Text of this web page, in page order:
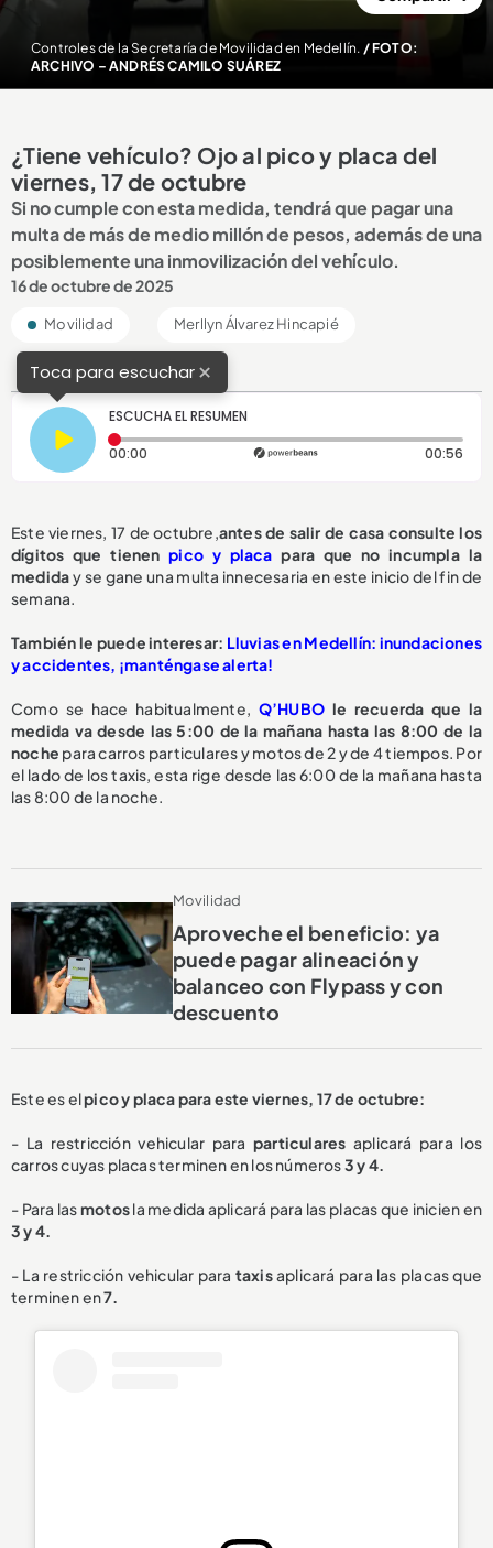
Controles de la Secretaría de Movilidad en Medellín. / FOTO:
ARCHIVO – ANDRÉS CAMILO SUÁREZ
¿Tiene vehículo? Ojo al pico y placa del
viernes, 17 de octubre
Si no cumple con esta medida, tendrá que pagar una
multa de más de medio millón de pesos, además de una
posiblemente una inmovilización del vehículo.
16 de octubre de 2025
Movilidad Merllyn Álvarez Hincapié
Toca para escuchar×
ESCUCHA EL RESUMEN
00:00 Tiempo transcurrido: 0 segundos 00:56
Este viernes, 17 de octubre,antes de salir de casa consulte los
dígitos que tienenpico y placa para que no incumpla la
mediday se gane una multa innecesaria en este inicio del fin de
semana.
También le puede interesar: Lluvias en Medellín: inundaciones
y accidentes, ¡manténgase alerta!
Como se hace habitualmente, Q’HUBO le recuerda que la
medida va desde las 5:00 de la mañana hasta las 8:00 de la
noche para carros particulares y motos de 2 y de 4 tiempos. Por
el lado de los taxis, esta rige desde las 6:00 de la mañana hasta
las 8:00 de la noche.
Movilidad
Aproveche el beneficio: ya
puede pagar alineación y
balanceo con Flypass y con
descuento
Este es elpico y placa para este viernes, 17 de octubre:
- La restricción vehicular paraparticulares aplicará para los
carros cuyas placas terminen en los números3 y 4.
- Para lasmotosla medida aplicará para las placas que inicien en
3 y 4.
- La restricción vehicular para taxisaplicará para las placas que
terminen en7.